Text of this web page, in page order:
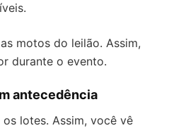
motos do leilão. Assim,
durante o evento.
antecedência
lotes. Assim, você vê